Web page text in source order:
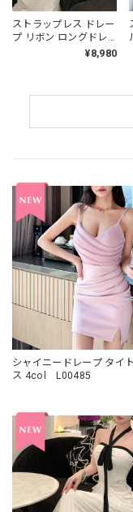
ストラップレス ドレー
プ リボン ロングドレ
¥8,980
シャイニードレープ タイ
ス 4col L00485